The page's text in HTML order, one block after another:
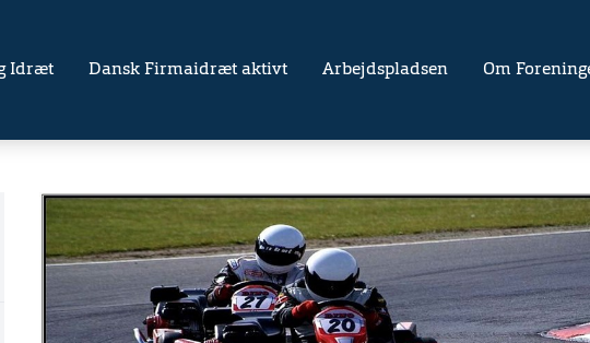
Idræt Dansk Firmaidræt aktivt Arbejdspladsen Om